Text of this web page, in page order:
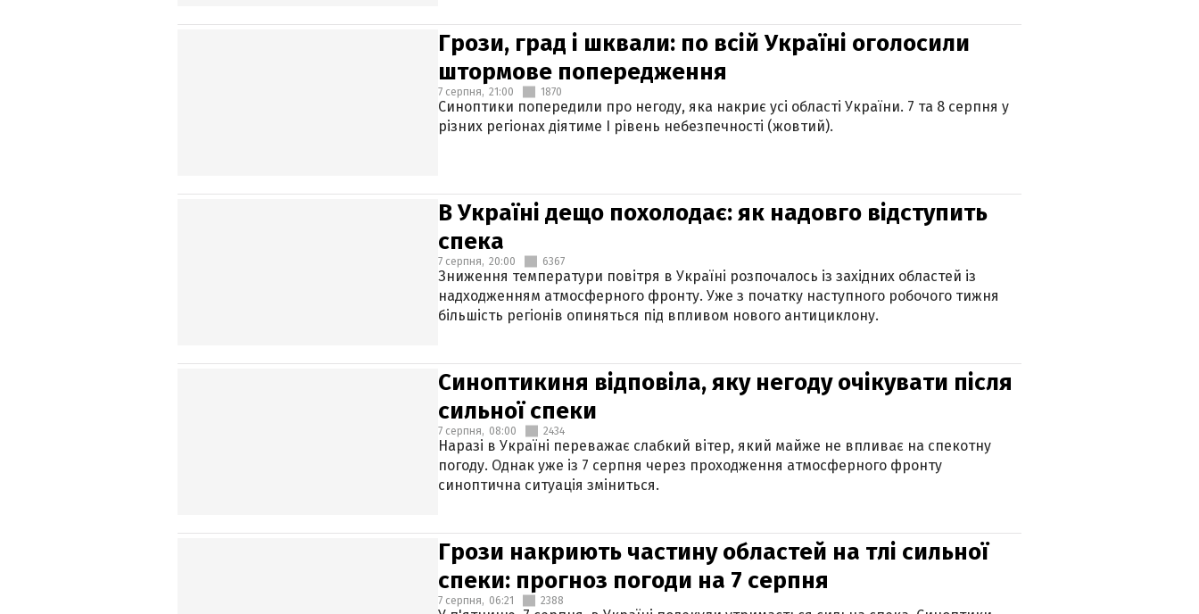
Грози, град і шквали: по всій Україні оголосили
штормове попередження
7 серпня, 21:00 1870
Синоптики попередили про негоду, яка накриє усі області України. 7 та 8 серпня у
різних регіонах діятиме І рівень небезпечності (жовтий).
В Україні дещо похолодає: як надовго відступить
спека
7 серпня, 20:00 6367
Зниження температури повітря в Україні розпочалось із західних областей із
надходженням атмосферного фронту. Уже з початку наступного робочого тижня
більшість регіонів опиняться під впливом нового антициклону.
Синоптикиня відповіла, яку негоду очікувати після
сильної спеки
7 серпня, 08:00 2434
Наразі в Україні переважає слабкий вітер, який майже не впливає на спекотну
погоду. Однак уже із 7 серпня через проходження атмосферного фронту
синоптична ситуація зміниться.
Грози накриють частину областей на тлі сильної
спеки: прогноз погоди на 7 серпня
7 серпня, 06:21 2388